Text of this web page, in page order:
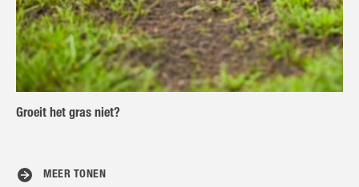
Groeit het gras niet?
MEER TONEN